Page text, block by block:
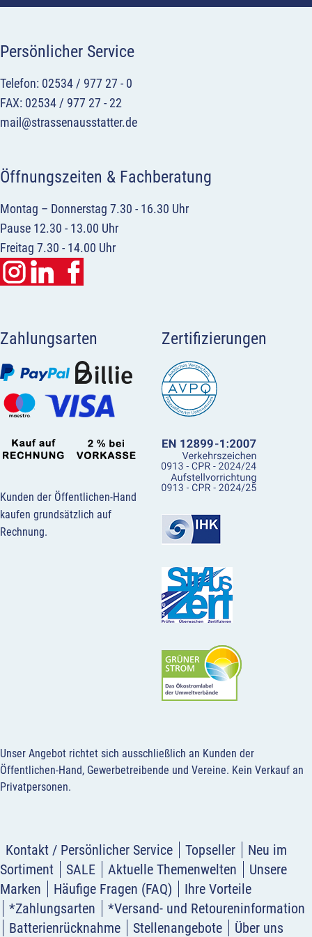
Persönlicher Service
Telefon: 02534 / 977 27 - 0
FAX: 02534 / 977 27 - 22
mail@strassenausstatter.de
Öffnungszeiten & Fachberatung
Montag – Donnerstag 7.30 - 16.30 Uhr
Pause 12.30 - 13.00 Uhr
Freitag 7.30 - 14.00 Uhr
Zahlungsarten
Kunden der Öffentlichen-Hand
kaufen grundsätzlich auf
Rechnung.
Zertifizierungen
Unser Angebot richtet sich ausschließlich an Kunden der
Öffentlichen-Hand, Gewerbetreibende und Vereine. Kein Verkauf an
Privatpersonen.
Kontakt / Persönlicher Service Topseller
Neu im
Sortiment
SALE Aktuelle Themenwelten
Unsere
Marken
Häufige Fragen (FAQ)
Ihre Vorteile
*Zahlungsarten
*Versand- und Retoureninformation
Batterienrücknahme
Stellenangebote Über uns